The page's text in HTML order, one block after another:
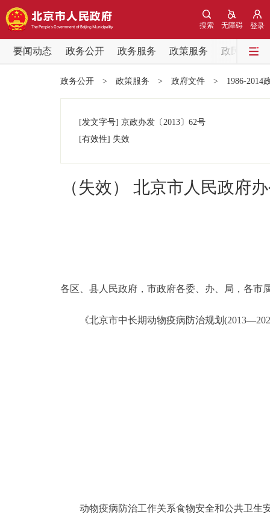
登录
无障碍
搜索
要闻动态 政务公开 政务服务 政策服务
政民互动
党中央精神
政务公开
政务公开 > 政策服务 > 政府文件 > 1986-2014
[发文字号] 京政办发 〔2013〕 62号
[有效性] 失效
（失效） 北京市人民政府
各区、县人民政府，市政府各委、办、局，各市
《北京市中长期动物疫病防治规划
动物疫病防治工作关系食物安全和公共卫生安